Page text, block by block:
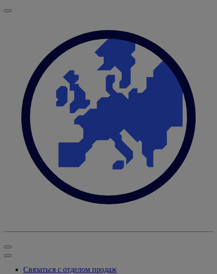
Связаться с отделом продаж